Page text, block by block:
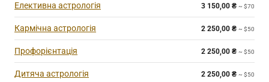
Елективна астрологія 3 150,00 ₴ ~ $70
Кармічна астрологія 2 250,00 ₴ ~ $50
Профорієнтація 2 250,00 ₴ ~ $50
Дитяча астрологія 2 250,00 ₴ ~ $50